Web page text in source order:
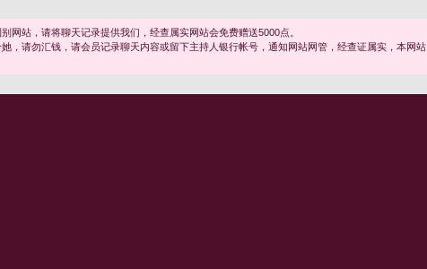
网站，请将聊天记录提供我们，经查属实网站会免费赠送5000点。
，请勿汇钱，请会员记录聊天内容或留下主持人银行帐号，通知网站网管，经查证属实，本网站